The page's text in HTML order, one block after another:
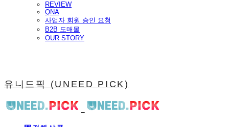
REVIEW
QNA
사업자 회원 승인 요청
B2B 도매몰
OUR STORY
유니드픽 (UNEED PICK)